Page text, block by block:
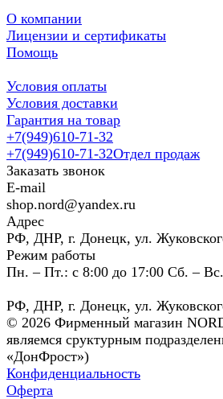
О компании
Лицензии и сертификаты
Помощь
Условия оплаты
Условия доставки
Гарантия на товар
+7(949)610-71-32
+7(949)610-71-32Отдел продаж
Заказать звонок
E-mail
shop.nord@yandex.ru
Адрес
РФ, ДНР, г. Донецк, ул.
Режим работы
Пн. – Пт.: с 8:00 до 17:00 Сб. –
РФ, ДНР, г. Донецк, ул.
© 2026 Фирменный магазин
являемся сруктурным
«ДонФрост»)
Конфиденциальность
Оферта